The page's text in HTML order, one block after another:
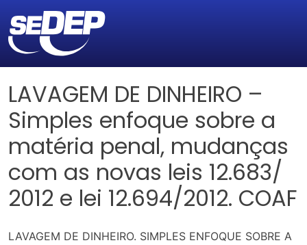
LAVAGEM DE DINHEIRO –
Simples enfoque sobre a
matéria penal, mudanças
com as novas leis 12.683/
2012 e lei 12.694/2012. COAF
LAVAGEM DE DINHEIRO. SIMPLES ENFOQUE SOBRE A